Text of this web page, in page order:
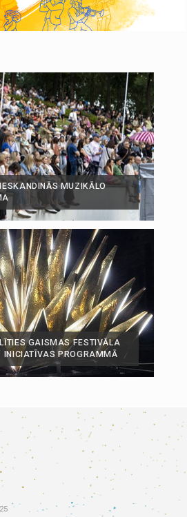
MUZIKĀLO
GAISMAS FESTIVĀLA
INICIATĪVAS PROGRAMMĀ